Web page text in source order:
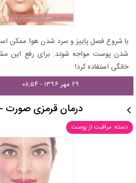
با شروع فصل پاییز و سرد شدن هوا ممکن
شدن پوست مواجه شوند. برای رفع این
خانگی استفاده کرد!
۲۹ مهر ۱۳۹۶ - ۰۸:۵۴
درمان قرمزی
دسته: مراقبت از پوست